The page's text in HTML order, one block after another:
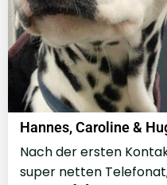
Hannes, Caroline &
Nach der ersten
super netten